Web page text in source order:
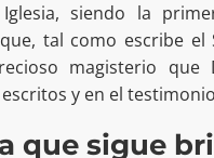
siendo la
tal como escribe el
magisterio que
y en el
que sigue